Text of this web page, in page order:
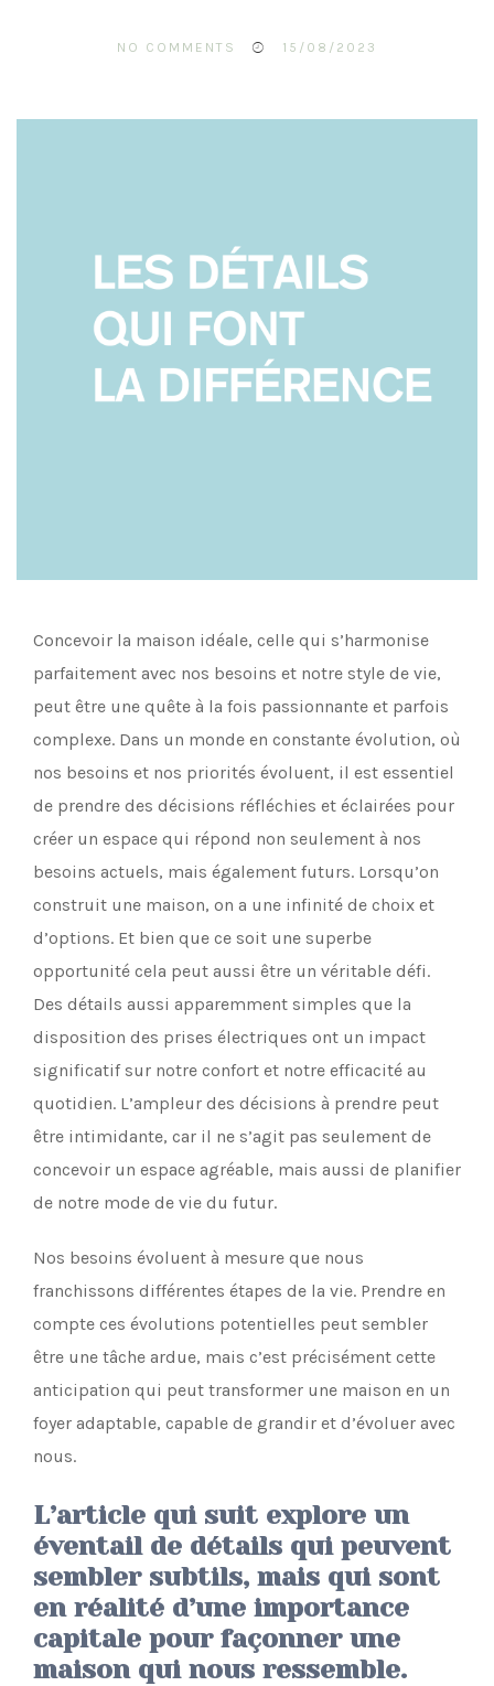
NO COMMENTS 15/08/2023
Concevoir la maison idéale, celle qui s’harmonise
parfaitement avec nos besoins et notre style de vie,
peut être une quête à la fois passionnante et parfois
complexe. Dans un monde en constante évolution, où
nos besoins et nos priorités évoluent, il est essentiel
de prendre des décisions réfléchies et éclairées pour
créer un espace qui répond non seulement à nos
besoins actuels, mais également futurs. Lorsqu’on
construit une maison, on a une infinité de choix et
d’options. Et bien que ce soit une superbe
opportunité cela peut aussi être un véritable défi.
Des détails aussi apparemment simples que la
disposition des prises électriques ont un impact
significatif sur notre confort et notre efficacité au
quotidien. L’ampleur des décisions à prendre peut
être intimidante, car il ne s’agit pas seulement de
concevoir un espace agréable, mais aussi de planifier
de notre mode de vie du futur.
Nos besoins évoluent à mesure que nous
franchissons différentes étapes de la vie. Prendre en
compte ces évolutions potentielles peut sembler
être une tâche ardue, mais c’est précisément cette
anticipation qui peut transformer une maison en un
foyer adaptable, capable de grandir et d’évoluer avec
nous.
L’article qui suit explore un
éventail de détails qui peuvent
sembler subtils, mais qui sont
en réalité d’une importance
capitale pour façonner une
maison qui nous ressemble.